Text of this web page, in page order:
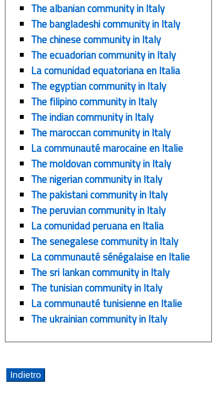
The albanian community in Italy
The bangladeshi community in Italy
The chinese community in Italy
The ecuadorian community in Italy
La comunidad equatoriana en Italia
The egyptian community in Italy
The filipino community in Italy
The indian community in Italy
The maroccan community in Italy
La communauté marocaine en Italie
The moldovan community in Italy
The nigerian community in Italy
The pakistani community in Italy
The peruvian community in Italy
La comunidad peruana en Italia
The senegalese community in Italy
La communauté sénégalaise en Italie
The sri lankan community in Italy
The tunisian community in Italy
La communauté tunisienne en Italie
The ukrainian community in Italy